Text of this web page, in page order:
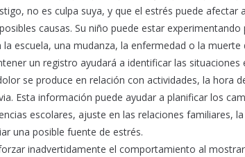
no es culpa suya, y que el estrés puede afectar
causas. Su niño puede estar
escuela, una mudanza, la enfermedad o la
un registro ayudará a identificar las
se produce en relación con actividades, la hora
Esta información puede ayudar a planificar los
escolares, ajuste en las relaciones familiares,
una posible fuente de estrés.
inadvertidamente el comportamiento al